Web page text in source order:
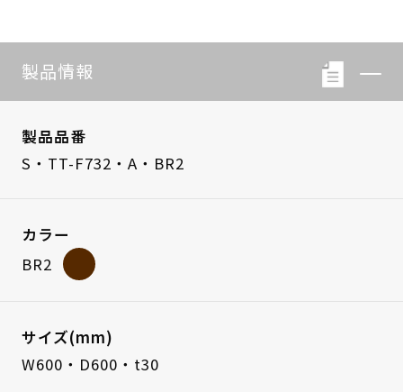
製品情報
製品品番
S・TT-F732・A・BR2
カラー
BR2
サイズ(mm)
W600・D600・t30